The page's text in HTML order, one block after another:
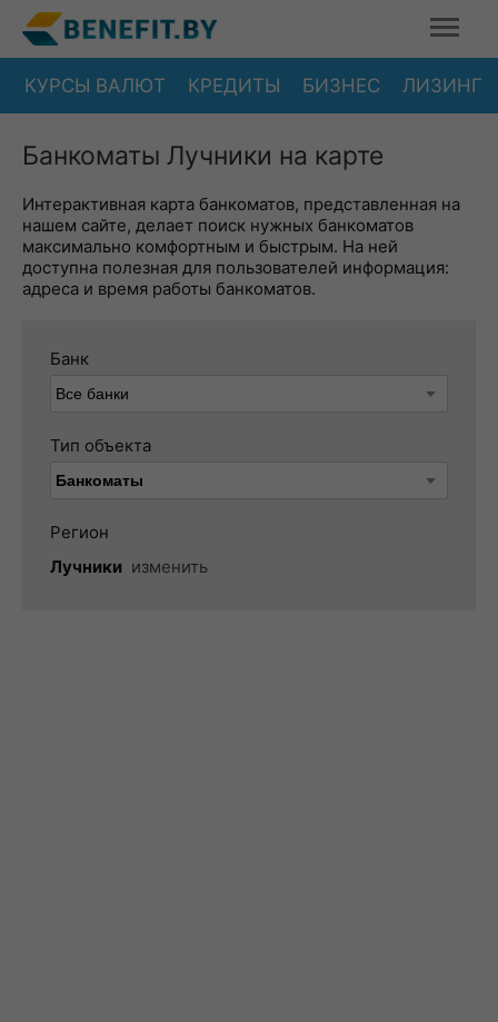
КУРСЫ ВАЛЮТ КРЕДИТЫ БИЗНЕС ЛИЗИНГ
Банкоматы Лучники на карте
Интерактивная карта банкоматов, представленная на
нашем сайте, делает поиск нужных банкоматов
максимально комфортным и быстрым. На ней
доступна полезная для пользователей информация:
адреса и время работы банкоматов.
Банк
Тип объекта
Регион
Лучники изменить